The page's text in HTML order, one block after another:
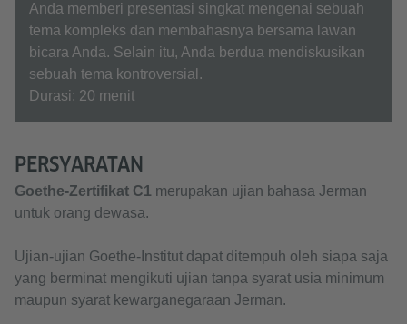
Anda memberi presentasi singkat mengenai sebuah
tema kompleks dan membahasnya bersama lawan
bicara Anda. Selain itu, Anda berdua mendiskusikan
sebuah tema kontroversial.
Durasi: 20 menit
PERSYARATAN
Goethe-Zertifikat C1 merupakan ujian bahasa Jerman
untuk orang dewasa.
Ujian-ujian Goethe-Institut dapat ditempuh oleh siapa saja
yang berminat mengikuti ujian tanpa syarat usia minimum
maupun syarat kewarganegaraan Jerman.